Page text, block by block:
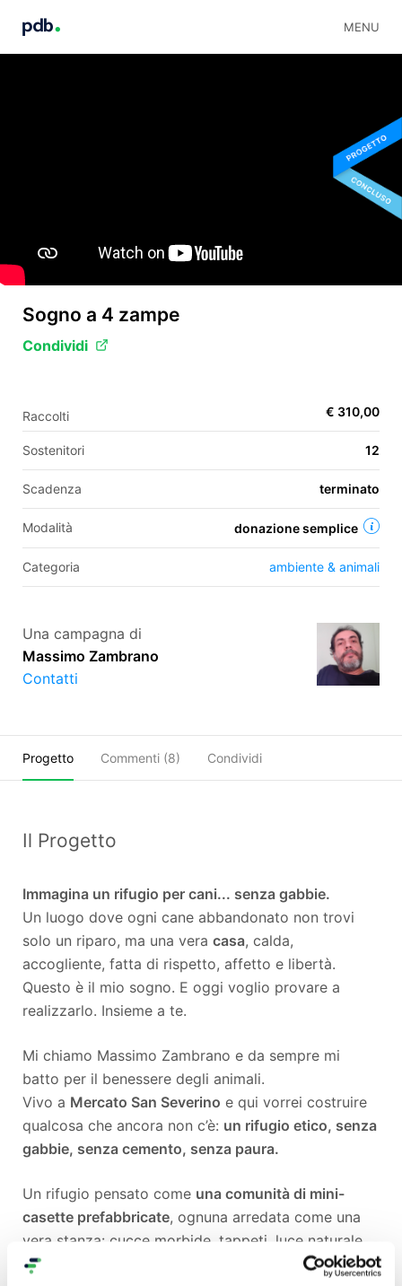
MENU
IT
EN
ES
Sogno a 4 zampe
Condividi
Raccolti € 310,00
Sostenitori 12
Scadenza terminato
Modalità donazione semplice
Categoria ambiente & animali
Una campagna di
Massimo Zambrano
Contatti
Progetto Commenti (8) Condividi
Il Progetto
Immagina un rifugio per cani... senza gabbie.
Un luogo dove ogni cane abbandonato non trovi
solo un riparo, ma una vera casa, calda,
accogliente, fatta di rispetto, affetto e libertà.
Questo è il mio sogno. E oggi voglio provare a
realizzarlo. Insieme a te.
Mi chiamo Massimo Zambrano e da sempre mi
batto per il benessere degli animali.
Vivo a Mercato San Severino e qui vorrei costruire
qualcosa che ancora non c’è: un rifugio etico, senza
gabbie, senza cemento, senza paura.
Un rifugio pensato come una comunità di mini-
casette prefabbricate, ognuna arredata come una
vera stanza: cucce morbide, tappeti, luce naturale,
silenzio, calma.